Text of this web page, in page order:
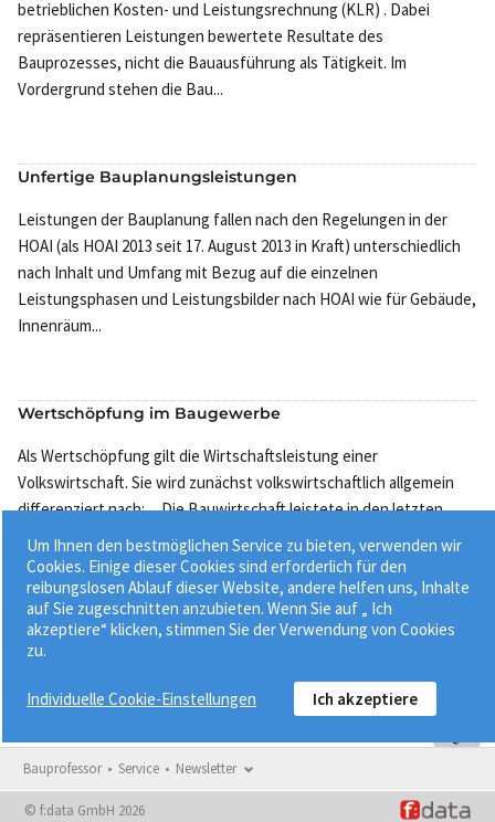
betrieblichen Kosten- und Leistungsrechnung (KLR) . Dabei
repräsentieren Leistungen bewertete Resultate des
Bauprozesses, nicht die Bauausführung als Tätigkeit. Im
Vordergrund stehen die Bau...
Unfertige Bauplanungsleistungen
Leistungen der Bauplanung fallen nach den Regelungen in der
HOAI (als HOAI 2013 seit 17. August 2013 in Kraft) unterschiedlich
nach Inhalt und Umfang mit Bezug auf die einzelnen
Leistungsphasen und Leistungsbilder nach HOAI wie für Gebäude,
Innenräum...
Wertschöpfung im Baugewerbe
Als Wertschöpfung gilt die Wirtschaftsleistung einer
Volkswirtschaft. Sie wird zunächst volkswirtschaftlich allgemein
differenziert nach: ... Die Bauwirtschaft leistete in den letzten
Jahrzehnten einen unterschiedlich hohen Beitrag zur
Bruttowerts...
Bauprofessor Service Newsletter
© f:data GmbH 2026
Um Ihnen den bestmöglichen Service zu bieten, verwenden wir
Cookies. Einige dieser Cookies sind erforderlich für den
reibungslosen Ablauf dieser Website, andere helfen uns, Inhalte
auf Sie zugeschnitten anzubieten. Wenn Sie auf „ Ich
akzeptiere“ klicken, stimmen Sie der Verwendung von Cookies
zu.
Individuelle Cookie-Einstellungen Ich akzeptiere